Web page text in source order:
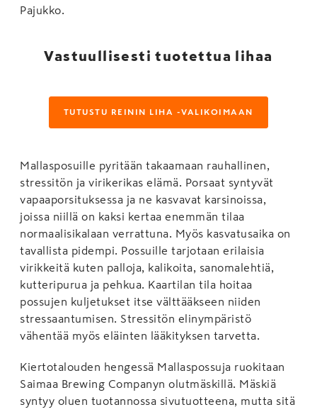
Pajukko.
Vastuullisesti tuotettua lihaa
TUTUSTU REININ LIHA -VALIKOIMAAN
Mallasposuille pyritään takaamaan rauhallinen,
stressitön ja virikerikas elämä. Porsaat syntyvät
vapaaporsituksessa ja ne kasvavat karsinoissa,
joissa niillä on kaksi kertaa enemmän tilaa
normaalisikalaan verrattuna. Myös kasvatusaika on
tavallista pidempi. Possuille tarjotaan erilaisia
virikkeitä kuten palloja, kalikoita, sanomalehtiä,
kutteripurua ja pehkua. Kaartilan tila hoitaa
possujen kuljetukset itse välttääkseen niiden
stressaantumisen. Stressitön elinympäristö
vähentää myös eläinten lääkityksen tarvetta.
Kiertotalouden hengessä Mallaspossuja ruokitaan
Saimaa Brewing Companyn olutmäskillä. Mäskiä
syntyy oluen tuotannossa sivutuotteena, mutta sitä